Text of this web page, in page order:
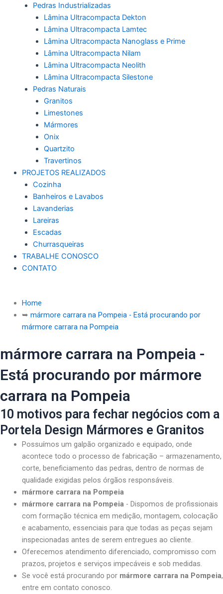
Pedras Industrializadas
Lâmina Ultracompacta Dekton
Lâmina Ultracompacta Lamtec
Lâmina Ultracompacta Nanoglass e Prime
Lâmina Ultracompacta Nilam
Lâmina Ultracompacta Neolith
Lâmina Ultracompacta Silestone
Pedras Naturais
Granitos
Limestones
Mármores
Onix
Quartzito
Travertinos
PROJETOS REALIZADOS
Cozinha
Banheiros e Lavabos
Lavanderias
Lareiras
Escadas
Churrasqueiras
TRABALHE CONOSCO
CONTATO
Home
➥ mármore carrara na Pompeia - Está procurando por
mármore carrara na Pompeia
mármore carrara na Pompeia -
Está procurando por mármore
carrara na Pompeia
10 motivos para fechar negócios com a
Portela Design Mármores e Granitos
Possuímos um galpão organizado e equipado, onde
acontece todo o processo de fabricação – armazenamento,
corte, beneficiamento das pedras, dentro de normas de
qualidade exigidas pelos órgãos responsáveis.
mármore carrara na Pompeia
mármore carrara na Pompeia- Dispomos de profissionais
com formação técnica em medição, montagem, colocação
e acabamento, essenciais para que todas as peças sejam
inspecionadas antes de serem entregues ao cliente.
Oferecemos atendimento diferenciado, compromisso com
prazos, projetos e serviços impecáveis e sob medidas.
Se você está procurando por mármore carrara na Pompeia,
entre em contato conosco.